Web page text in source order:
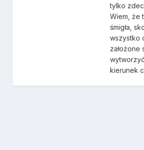
tylko
Wiem, że
śmigła,
wszystko
założone
kierunek